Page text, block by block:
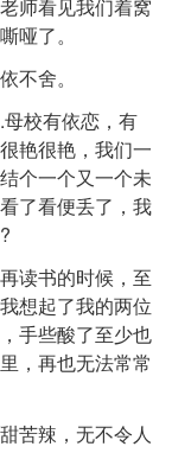
师看见我们着窝
哑了。
舍。
校有依恋，有
艳很艳，我们一
个一个又一个未
了看便丢了，我
读书的时候，至
想起了我的两位
手些酸了至少也
，再也无法常常
苦辣，无不令人